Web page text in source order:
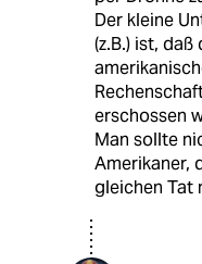
Der kleine
(z.B.) ist,
erschossen
Man sollte
Amerikaner,
gleichen Tat